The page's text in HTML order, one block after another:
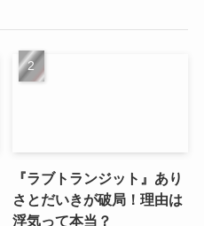
『ラブトランジット』あり
さとだいきが破局！理由は
浮気って本当？